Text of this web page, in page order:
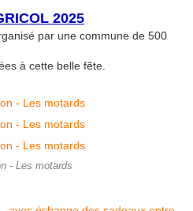
2025
par une commune de 500
à cette belle fête.
- Les motards